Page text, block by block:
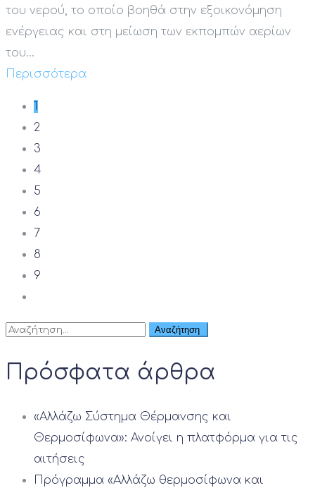
του νερού, το οποίο βοηθά στην εξοικονόμηση
ενέργειας και στη μείωση των εκπομπών αερίων
του...
Περισσότερα
1
2
3
4
5
6
7
8
9
Πρόσφατα άρθρα
«Αλλάζω Σύστημα Θέρμανσης και
Θερμοσίφωνα»: Ανοίγει η πλατφόρμα για τις
αιτήσεις
Πρόγραμμα «Αλλάζω θερμοσίφωνα και